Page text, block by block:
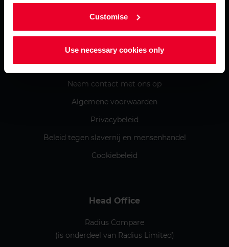
Customise
Use necessary cookies only
Informatie
Over ons
Huidige aanbiedingen
Neem contact met ons op
Algemene voorwaarden
Privacybeleid
Beleid tegen slavernij en mensenhandel
Cookiebeleid
Head Office
Radius Compare
(is onderdeel van Radius Limited)